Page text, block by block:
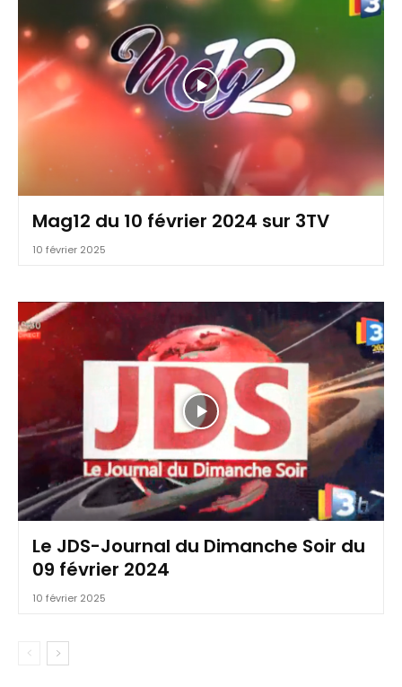
Mag12 du 10 février 2024 sur 3TV
10 février 2025
Le JDS-Journal du Dimanche Soir du
09 février 2024
10 février 2025